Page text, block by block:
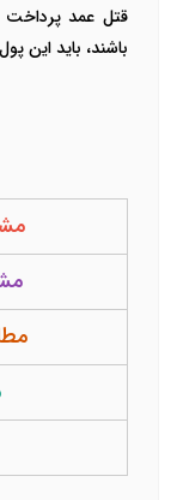
قتل عمد پرداخت
باشند، باید این